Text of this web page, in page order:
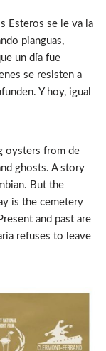
Esteros se le va la
pianguas,
un día fue
se resisten a
Y hoy, igual
oysters from de
ghosts. A story
But the
is the cemetery
and past are
refuses to leave